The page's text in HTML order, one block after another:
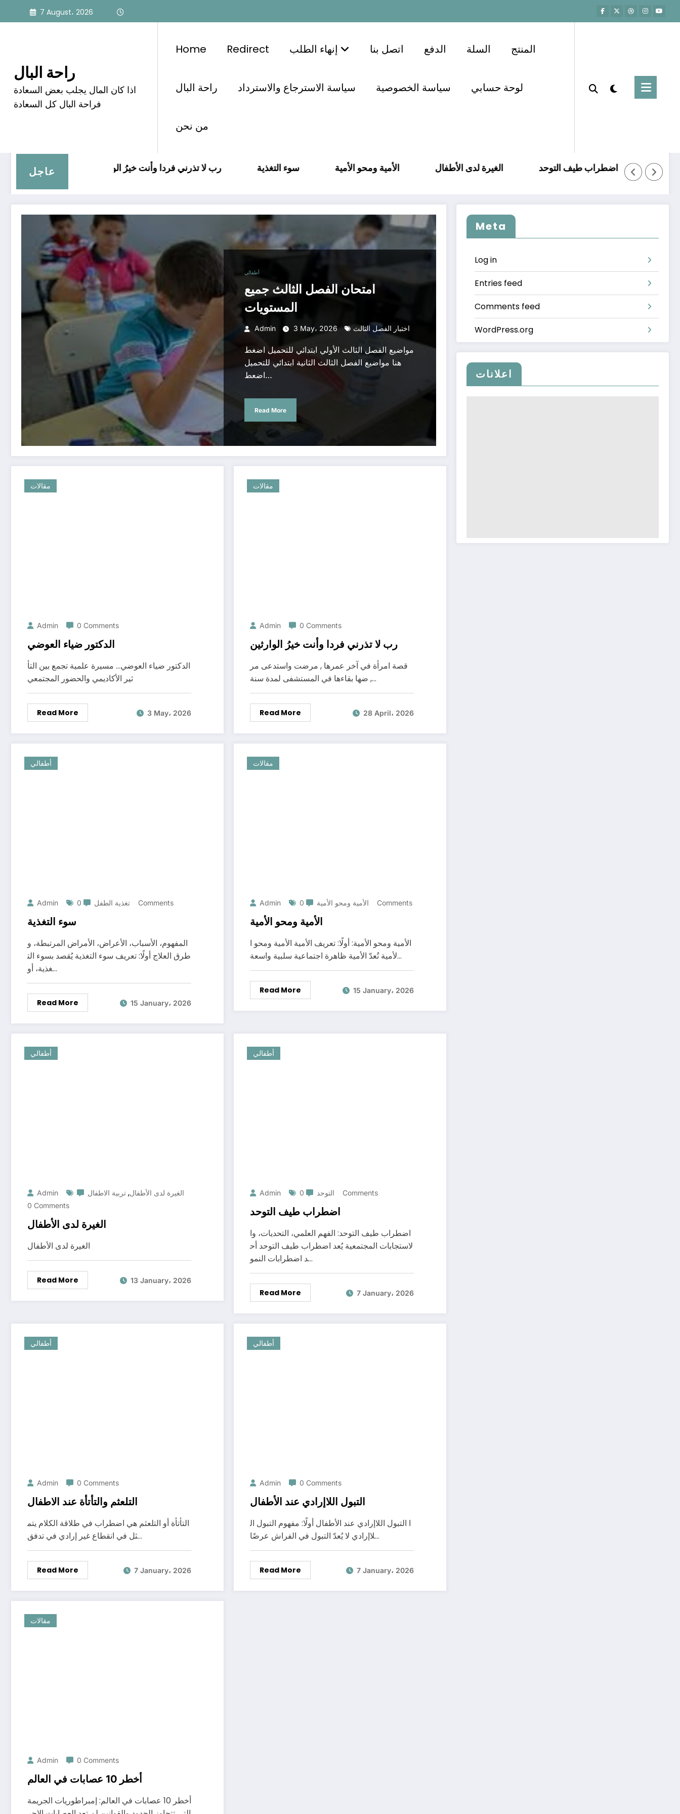
7 August، 2026
راحة البال
اذا كان المال يجلب بعض السعادة
فراحة البال كل السعادة
Home Redirect اتصل بنا الدفع السلة المنتج
راحة البال سياسة الاسترجاع والاسترداد سياسة الخصوصية لوحة حسابي
من نحن
Author: admin
عاجل
ﺭﺏ ﻻ ﺗﺬﺭﻧﻲ ﻓﺮﺩﺍ ﻭﺃﻧﺖ ﺧﻴﺮُ ﺍﻟﻮﺍﺭﺛﻴﻦ سوء التغذية الأمية ومحو الأمية الغيرة لدى الأطفال اضطراب طيف التوحد والتأتأة عند الاطفال
أطفالي
امتحان الفصل الثالث جميع
المستويات
Admin 3 May، 2026 اختبار الفصل الثالث
مواضيع الفصل الثالث الأولي ابتدائي للتحميل اضغط
هنا مواضيع الفصل الثالث الثانية ابتدائي للتحميل
اضعط…
Read More
مقالات
Admin 0 Comments
الدكتور ضياء العوضي
الدكتور ضياء العوضي… مسيرة علمية تجمع بين التأ
ثير الأكاديمي والحضور المجتمعي
Read More 3 May، 2026
مقالات
Admin 0 Comments
ﺭﺏ ﻻ ﺗﺬﺭﻧﻲ ﻓﺮﺩﺍ ﻭﺃﻧﺖ ﺧﻴﺮُ ﺍﻟﻮﺍﺭﺛﻴﻦ
ﻗﺼﺔ ﺍﻣﺮﺃﺓ ﻓﻲ ﺁﺧﺮ ﻋﻤﺮﻫﺎ , ﻣﺮﺿﺖ ﻭﺍﺳﺘﺪﻋﻰ ﻣﺮ
ﺿﻬﺎ ﺑﻘﺎﺀﻫﺎ ﻓﻲ ﺍﻟﻤﺴﺘﺸﻔﻰ ﻟﻤﺪﺓ ﺳﻨﺔ ,…
Read More 28 April، 2026
أطفالي
Admin تغذية الطفل 0 Comments
سوء التغذية
المفهوم، الأسباب، الأعراض، الأمراض المرتبطة، و
طرق العلاج أولًا: تعريف سوء التغذية يُقصد بسوء الت
غذية، أو…
Read More 15 January، 2026
مقالات
Admin الأمية ومحو الأمية 0 Comments
الأمية ومحو الأمية
الأمية ومحو الأمية: أولًا: تعريف الأمية الأمية ومحو ا
لأمية تُعدّ الأمية ظاهرة اجتماعية سلبية واسعة…
Read More 15 January، 2026
أطفالي
Admin الغيرة لدى الأطفال, تربية الاطفال
0 Comments
الغيرة لدى الأطفال
الغيرة لدى الأطفال
Read More 13 January، 2026
أطفالي
Admin التوحد 0 Comments
اضطراب طيف التوحد
اضطراب طيف التوحد: الفهم العلمي، التحديات، وا
لاستجابات المجتمعية يُعد اضطراب طيف التوحد أح
د اضطرابات النمو…
Read More 7 January، 2026
أطفالي
Admin 0 Comments
التلعثم والتأتأة عند الاطفال
التأتأة أو التلعثم هي اضطراب في طلاقة الكلام يتم
ثل في انقطاع غير إرادي في تدفق…
Read More 7 January، 2026
أطفالي
Admin 0 Comments
التبول اللاإرادي عند الأطفال
ا التبول اللاإرادي عند الأطفال أولًا: مفهوم التبول ال
لاإرادي لا يُعدّ التبول في الفراش عرضًا…
Read More 7 January، 2026
مقالات
Admin 0 Comments
أخطر 10 عصابات في العالم
أخطر 10 عصابات في العالم: إمبراطوريات الجريمة
Meta
Log in
Entries feed
Comments feed
WordPress.org
اعلانات